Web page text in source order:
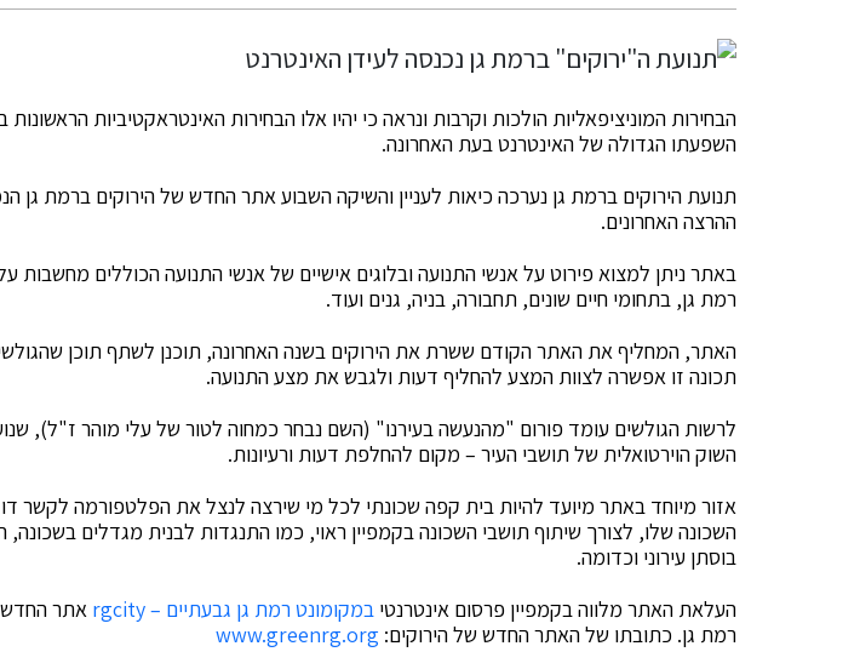
הבחירות המוניציפאליות הולכות וקרבות ונראה כי יהיו אלו הבחירות האינטראקטיביות
השפעתו הגדולה של האינטרנט בעת האחרונה.
תנועת הירוקים ברמת גן נערכה כיאות לעניין והשיקה השבוע אתר החדש של הירוקים ברמת גן
ההרצה האחרונים.
באתר ניתן למצוא פירוט על אנשי התנועה ובלוגים אישיים של אנשי התנועה הכוללים מחשבות
רמת גן, בתחומי חיים שונים, תחבורה, בניה, גנים ועוד.
האתר, המחליף את האתר הקודם ששרת את הירוקים בשנה האחרונה, תוכנן לשתף תוכן
תכונה זו אפשרה לצוות המצע להחליף דעות ולגבש את מצע התנועה.
לרשות הגולשים עומד פורום "מהנעשה בעירנו" (השם נבחר כמחוה לטור של עלי מוהר ז"ל),
השוק הוירטואלית של תושבי העיר – מקום להחלפת דעות ורעיונות.
אזור מיוחד באתר מיועד להיות בית קפה שכונתי לכל מי שירצה לנצל את הפלטפורמה לקשר דו
השכונה שלו, לצורך שיתוף תושבי השכונה בקמפיין ראוי, כמו התנגדות לבנית מגדלים
בוסתן עירוני וכדומה.
העלאת האתר מלווה בקמפיין פרסום אינטרנטי במקומונט רמת גן גבעתיים – rgcity
אתר
רמת גן. כתובתו של האתר החדש של הירוקים: www.greenrg.org